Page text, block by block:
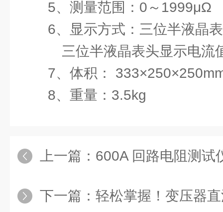
5、测量范围：0～1999μΩ
6、显示方式：三位半液晶
三位半液晶表头显示电流
7、体积：
8、重量：3.5kg
上一篇： 600A 回路电阻测试
下一篇： 轻松掌握！变压器直流电